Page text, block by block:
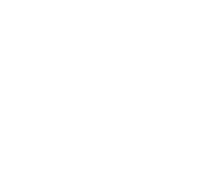
fornecer controle de fechamento total ou